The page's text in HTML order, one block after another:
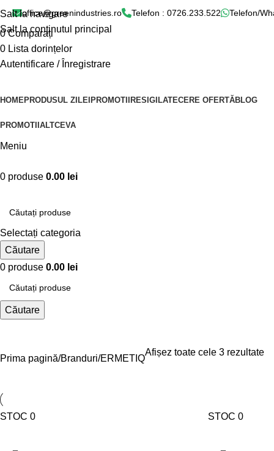
Salt la navigare
Salt la conținutul principal
office@greenindustries.ro Telefon : 0726.233.522 Telefon/
0 Comparați
0 Lista dorințelor
Autentificare / Înregistrare
HOMEPRODUSUL ZILEIPROMOTIIRESIGILATECERE OFERTĂBLOG
PROMOTII ALTCEVA
Meniu
0 produse 0.00 lei
Selectați categoria
Căutare
0 produse 0.00 lei
Căutare
Prima pagină Branduri ERMETIQ
Afișez toate cele 3 rezultate
STOC 0 STOC 0